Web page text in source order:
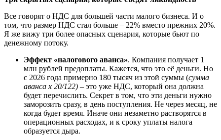
Все говорят о НДС для большей части малого бизнеса. И о
том, что размер НДС стал больше – 22% вместо прежних 20%.
Я же вижу три более опасных сценария, которые бьют по
денежному потоку.
Эффект «налогового аванса». Компания получает 1
млн рублей предоплаты. Кажется, что это её деньги. Но
с 2026 года примерно 180 тысяч из этой суммы (сумма
аванса х 20/122) – это уже НДС, который она должна
будет перечислить. Секрет в том, что эти деньги нужно
заморозить сразу, в день поступления. Не через месяц, не
когда будет время. Иначе они незаметно растворятся в
операционных расходах, и к сроку уплаты налога
образуется дыра.